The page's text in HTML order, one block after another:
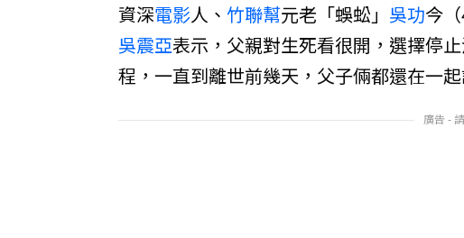
資深電影人、 竹聯幫元老「蜈蚣」 吳功今
吳震亞表示，父親對生死看很開，選擇停
程，一直到離世前幾天，父子倆都還在一
廣告 -